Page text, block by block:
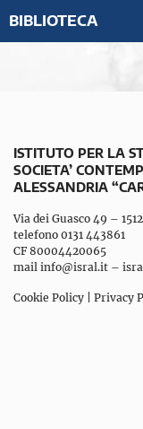
BIBLIOTECA
ISTITUTO PER LA
SOCIETA’
ALESSANDRIA
Via dei Guasco 49 –
telefono 0131 443861
CF 80004420065
mail info@isral.it –
Cookie Policy Privacy